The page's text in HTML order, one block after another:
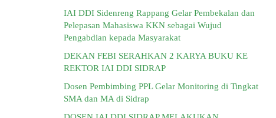
IAI DDI Sidenreng Rappang Gelar Pembekalan dan
Pelepasan Mahasiswa KKN sebagai Wujud
Pengabdian kepada Masyarakat
DEKAN FEBI SERAHKAN 2 KARYA BUKU KE
REKTOR IAI DDI SIDRAP
Dosen Pembimbing PPL Gelar Monitoring di Tingkat
SMA dan MA di Sidrap